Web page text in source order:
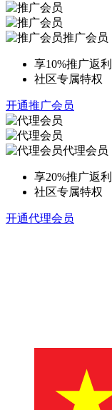
推广会员
享10%推广返利
社区专属特权
开通推广会员
代理会员
享20%推广返利
社区专属特权
开通代理会员